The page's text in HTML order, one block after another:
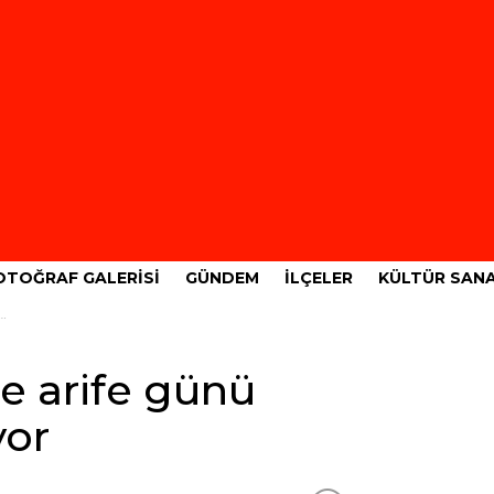
GALERISI GÜNDEM İLÇELER KÜLTÜR
arife günü